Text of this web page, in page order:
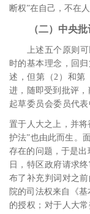
断权”在自己，不在人
（二）中央
上述五个原则
时的基本理念，回
述，但第（ 2 ）和第
进，随即受到批评
起草委员会委员代
置于人大之上，并将
护法”也由此而生。
存在的问题，于是出
日，特区政府请求
布了补充判词对之
院的司法权来自《
的授权；对于人大